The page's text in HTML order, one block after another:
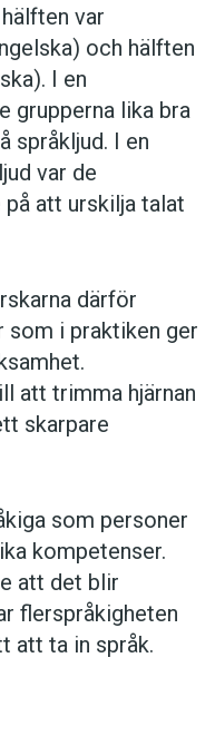
var
och hälften
I en
grupperna lika bra
språkljud. I en
var de
att urskilja talat
därför
som i praktiken ger
att trimma hjärnan
skarpare
som personer
kompetenser.
att det blir
flerspråkigheten
att ta in språk.